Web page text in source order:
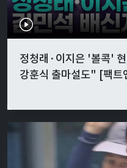
정청래·이지은 '볼콕'
강훈식 출마설도" [팩트